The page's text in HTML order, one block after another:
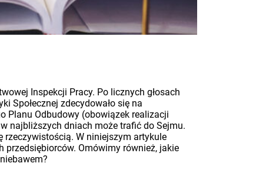
Inspekcji Pracy. Po licznych głosach
Społecznej zdecydowało się na
Planu Odbudowy (obowiązek realizacji
najbliższych dniach może trafić do Sejmu.
rzeczywistością. W niniejszym artykule
Omówimy również, jakie